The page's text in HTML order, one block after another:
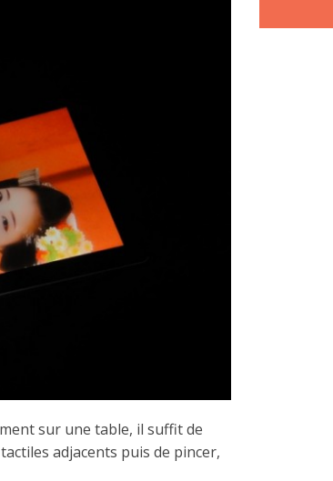
sur une table, il suffit de
adjacents puis de pincer,